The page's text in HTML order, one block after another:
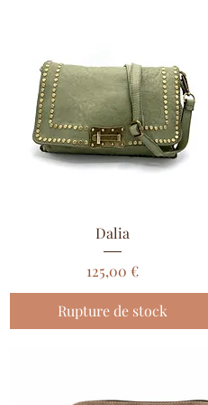
Aperçu rapide
Dalia
Prix
125,00 €
Rupture de stock